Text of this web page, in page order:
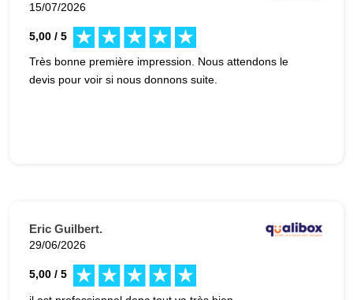
15/07/2026
5,00 / 5
Très bonne première impression. Nous attendons le
devis pour voir si nous donnons suite.
Eric Guilbert.
29/06/2026
5,00 / 5